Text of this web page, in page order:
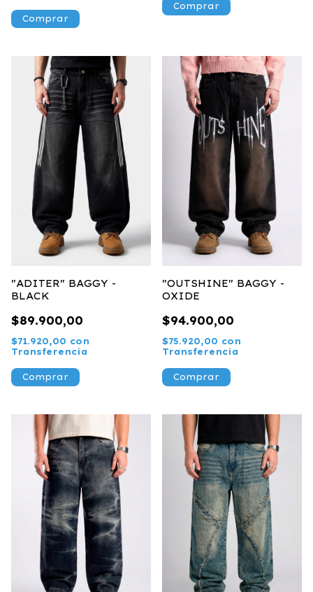
Comprar
Comprar
"ADITER" BAGGY -
BLACK
$89.900,00
$71.920,00 con
Transferencia
Comprar
"OUTSHINE" BAGGY -
OXIDE
$94.900,00
$75.920,00 con
Transferencia
Comprar